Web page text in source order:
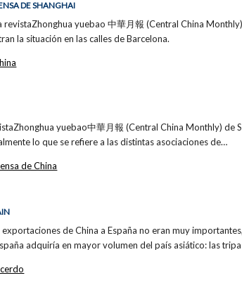
DE SHANGHAI
revistaZhonghua yuebao 中華月報 (Central China
la situación en las calles de Barcelona.
yuebao中華月報 (Central China Monthly) de
lo que se refiere a las distintas asociaciones de…
de China
de China a España no eran muy
adquiría en mayor volumen del país asiático: las